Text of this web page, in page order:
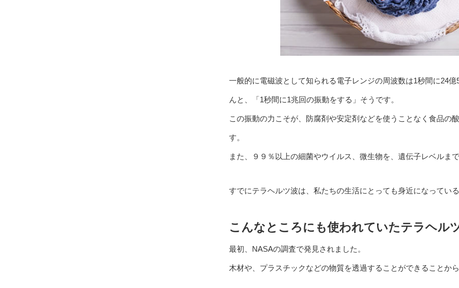
一般的に電磁波として知られる電子レンジの周波数は1秒間に24
んと、「1秒間に1兆回の振動をする」そうです。
この振動の力こそが、防腐剤や安定剤などを使うことなく食品の
す。
また、９９％以上の細菌やウイルス、微生物を、遺伝子レベルま
すでにテラヘルツ波は、私たちの生活にとっても身近になってい
こんなところにも使われていたテラヘル
最初、NASAの調査で発見されました。
木材や、プラスチックなどの物質を透過することができることか